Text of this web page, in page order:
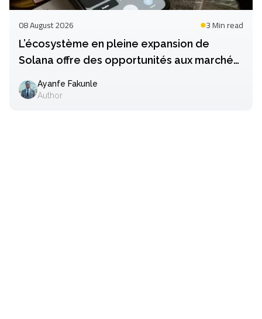
08 August 2026 3 Minread
L’écosystème en pleine expansion de
Solana offre des opportunités aux marchés
Ayanfe Fakunle
Author